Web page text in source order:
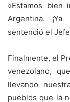
«Estamos bien
Argentina.
sentenció el
Finalmente, el
venezolano,
llevando
pueblos que la